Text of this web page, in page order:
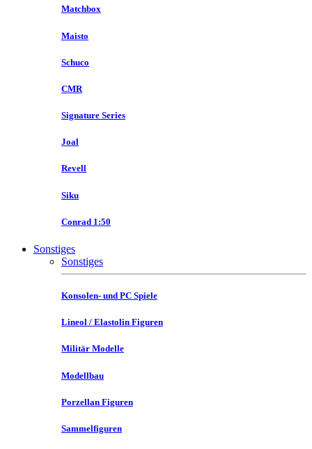
Matchbox
Maisto
Schuco
CMR
Signature Series
Joal
Revell
Siku
Conrad 1:50
Sonstiges
Sonstiges
Konsolen- und PC Spiele
Lineol / Elastolin Figuren
Militär Modelle
Modellbau
Porzellan Figuren
Sammelfiguren